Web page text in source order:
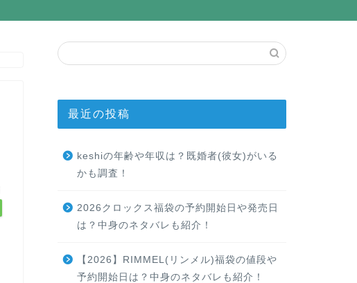
最近の投稿
keshiの年齢や年収は？既婚者(彼女)がいる
かも調査！
2026クロックス福袋の予約開始日や発売日
は？中身のネタバレも紹介！
【2026】RIMMEL(リンメル)福袋の値段や
予約開始日は？中身のネタバレも紹介！